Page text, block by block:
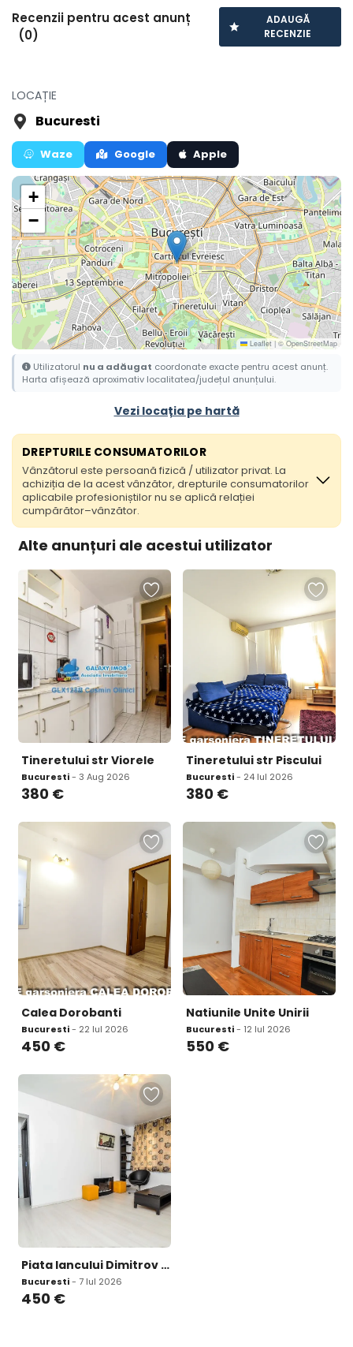
Recenzii pentru acest anunț
(0)
ADAUGĂ
RECENZIE
LOCAȚIE
Bucuresti
Waze Google Apple
+
−
Leaflet |© OpenStreetMap
Utilizatorul nu a adăugat coordonate exacte pentru acest anunț.
Harta afișează aproximativ localitatea/județul anunțului.
Vezi locația pe hartă
DREPTURILE CONSUMATORILOR
Vânzătorul este persoană fizică / utilizator privat. La
achiziția de la acest vânzător, drepturile consumatorilor
aplicabile profesioniștilor nu se aplică relației
cumpărător–vânzător.
Alte anunțuri ale acestui utilizator
Tineretului str Viorele
Bucuresti- 3 Aug 2026
380 €
Tineretului str Piscului
Bucuresti- 24 Iul 2026
380 €
Calea Dorobanti
Bucuresti- 22 Iul 2026
450 €
Natiunile Unite Unirii
Bucuresti- 12 Iul 2026
550 €
Piata Iancului Dimitrov metrou
Bucuresti- 7 Iul 2026
450 €